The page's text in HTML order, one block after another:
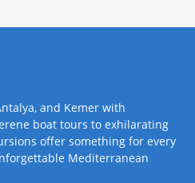
and Kemer with
boat tours to exhilarating
offer something for every
Mediterranean